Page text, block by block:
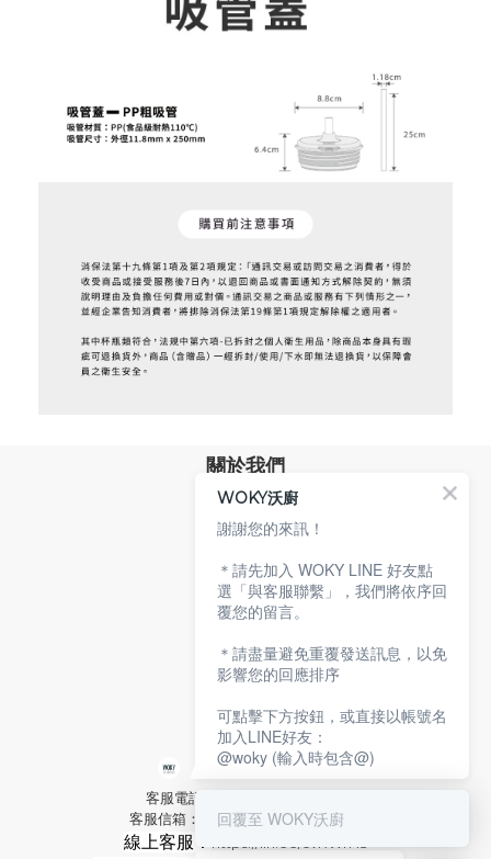
關於我們
品牌故事
專業技術
環保沃廚
顧客服務
服務條款
隱私權政策
聯絡沃廚
客服電話：02-2592-2921 分機9
客服信箱：service@woky.com.tw
線上客服：
WOKY沃廚
謝謝您的來訊！
＊請先加入 WOKY LINE 好友點
選「與客服聯繫」，我們將依序回
覆您的留言。
＊請盡量避免重覆發送訊息，以免
影響您的回應排序
可點擊下方按鈕，或直接以帳號名
加入LINE好友：
@woky (輸入時包含@)
回覆至 WOKY沃廚